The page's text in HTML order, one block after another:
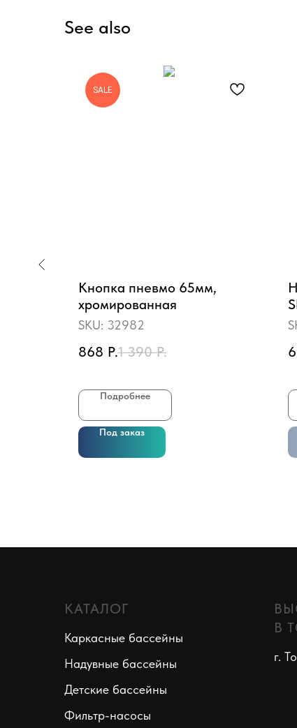
See also
SALE
Кнопка пневмо 65мм,
хромированная
SKU: 32982
868 Р.1 390 Р.
Подробнее
Под заказ
КАТАЛОГ
Каркасные бассейны
Надувные бассейны
Детские бассейны
Фильтр-насосы
В
г.